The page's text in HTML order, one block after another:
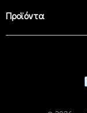
Προϊόντα